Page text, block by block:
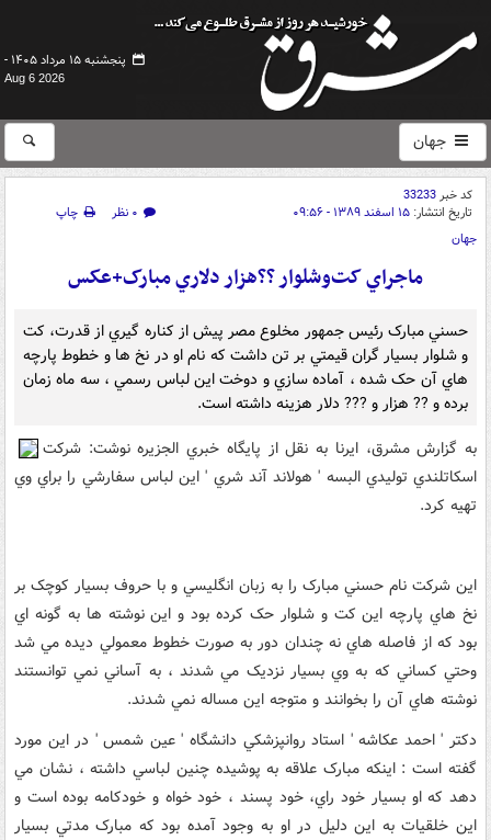
پنجشنبه ۱۵ مرداد ۱۴۰۵ -
Aug 6 2026
جهان
کد خبر33233
تاریخ انتشار: ۱۵ اسفند ۱۳۸۹ - ۰۹:۵۶ ۰ نظر
چاپ
جهان
ماجراي کت‌وشلوار ??هزار دلاري مبارک+عکس‌
حسني مبارک رئيس جمهور مخلوع مصر پيش از کناره گيري از قدرت، کت
و شلوار بسيار گران قيمتي بر تن داشت که نام او در نخ ها و خطوط پارچه
هاي آن حک شده ، آماده سازي و دوخت اين لباس رسمي ، سه ماه زمان
برده و ?? هزار و ??? دلار هزينه داشته است.
به گزارش مشرق، ايرنا به نقل از پايگاه خبري الجزيره نوشت: شرکت
اسکاتلندي توليدي البسه ' هولاند آند شري ' اين لباس سفارشي را براي وي
تهيه کرد.
اين شرکت نام حسني مبارک را به زبان انگليسي و با حروف بسيار کوچک بر
نخ هاي پارچه اين کت و شلوار حک کرده بود و اين نوشته ها به گونه اي
بود که از فاصله هاي نه چندان دور به صورت خطوط معمولي ديده مي شد
وحتي کساني که به وي بسيار نزديک مي شدند ، به آساني نمي توانستند
نوشته هاي آن را بخوانند و متوجه اين مساله نمي شدند.
دکتر ' احمد عکاشه ' استاد روانپزشکي دانشگاه ' عين شمس ' در اين مورد
گفته است : اينکه مبارک علاقه به پوشيده چنين لباسي داشته ، نشان مي
دهد که او بسيار خود راي، خود پسند ، خود خواه و خودکامه بوده است و
اين خلقيات به اين دليل در او به وجود آمده بود که مبارک مدتي بسيار